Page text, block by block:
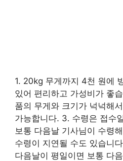
1. 20kg 무게까지 4천 원에
있어 편리하고 가성비가 좋
품의 무게와 크기가 넉넉해
가능합니다. 3. 수령은 접수
보통 다음날 기사님이 수령
수령이 지연될 수도 있습니
다음날이 평일이면 보통 다